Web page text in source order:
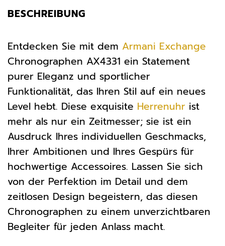
BESCHREIBUNG
Entdecken Sie mit dem Armani Exchange
Chronographen AX4331 ein Statement
purer Eleganz und sportlicher
Funktionalität, das Ihren Stil auf ein neues
Level hebt. Diese exquisite Herrenuhr ist
mehr als nur ein Zeitmesser; sie ist ein
Ausdruck Ihres individuellen Geschmacks,
Ihrer Ambitionen und Ihres Gespürs für
hochwertige Accessoires. Lassen Sie sich
von der Perfektion im Detail und dem
zeitlosen Design begeistern, das diesen
Chronographen zu einem unverzichtbaren
Begleiter für jeden Anlass macht.